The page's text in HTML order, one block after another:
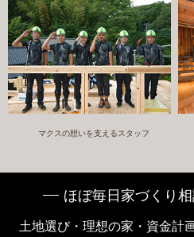
マクスの想いを支えるスタッフ
ほぼ毎日家づくり相
土地選び・理想の家・資金計